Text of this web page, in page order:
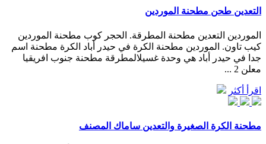
التعدين طحن مطحنة الموردين
الموردين التعدين مطحنة المطرقة. الحجر كوب مطحنة الموردين
كيب تاون. الموردين مطحنة الكرة في حيدر أباد الكرة مطحنة اسم
جدا في حيدر أباد هي وحدة غسيلالمطرقة مطحنة جنوب افريقيا
معلن 2 ...
اقرأ أكثر
مطحنة الكرة الصغيرة والتعدين ساماك المصنف